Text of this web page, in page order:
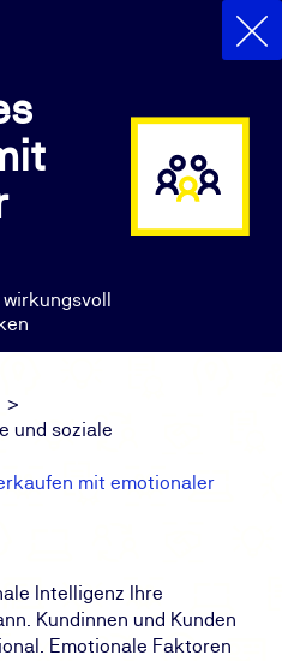
und soziale
mit emotionaler
Intelligenz Ihre
Kundinnen und Kunden
Emotionale Faktoren